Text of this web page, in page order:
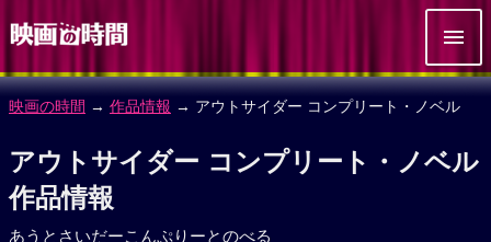
映画の時間 → 作品情報 → アウトサイダー コンプリート・ノベル
アウトサイダー コンプリート・ノベル
作品情報
あうとさいだーこんぷりーとのべる